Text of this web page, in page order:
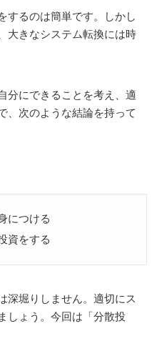
するのは簡単です。しかし
大きなシステム転換には時
分にできることを考え、適
、次のような結論を持って
につける
資をする
深堀りしません。適切にス
しょう。今回は「分散投